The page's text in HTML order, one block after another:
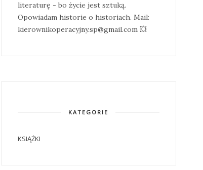
literaturę - bo życie jest sztuką.
Opowiadam historie o historiach. Mail:
kierownikoperacyjny.sp@gmail.com 💥
KATEGORIE
KSIĄŻKI